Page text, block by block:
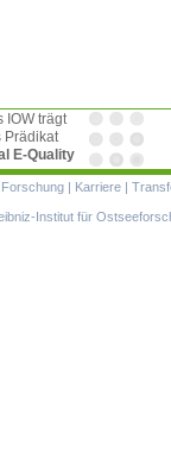
IOW trägt
Prädikat
E-Quality
Forschung | Karriere |
Institut für